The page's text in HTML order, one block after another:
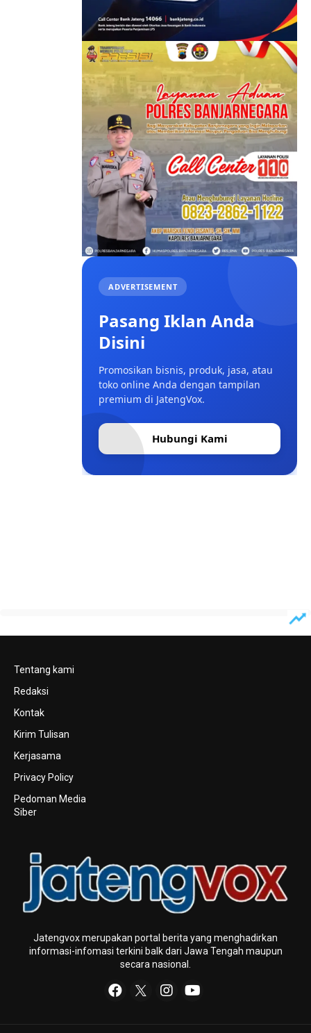
ADVERTISEMENT
Pasang Iklan Anda
Disini
Promosikan bisnis, produk, jasa, atau
toko online Anda dengan tampilan
premium di JatengVox.
Hubungi Kami
Tentang kami
Redaksi
Kontak
Kirim Tulisan
Kerjasama
Privacy Policy
Pedoman Media
Siber
Jatengvox merupakan portal berita yang menghadirkan
informasi-infomasi terkini baIk dari Jawa Tengah maupun
secara nasional.